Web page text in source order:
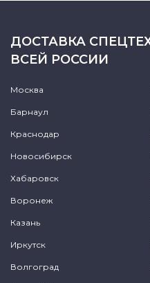
ДОСТАВКА
ВСЕЙ РОССИИ
Москва
Барнаул
Краснодар
Новосибирск
Хабаровск
Воронеж
Казань
Иркутск
Волгоград